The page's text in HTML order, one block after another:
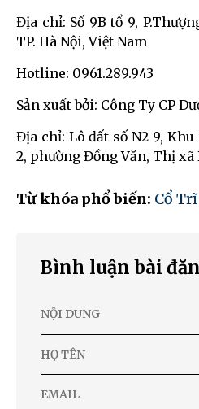
Địa chỉ: Số 9B tổ 9,
TP. Hà Nội, Việt Nam
Hotline: 0961.289.943
Sản xuất bởi: Công Ty CP
Địa chỉ: Lô đất số N2-9,
2, phường Đồng Văn, Thị
Từ khóa phổ biến: Cổ
Bình luận bài